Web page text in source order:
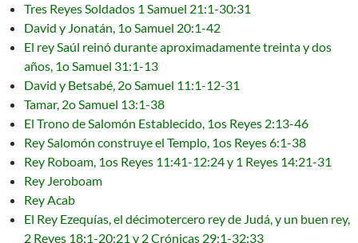
Tres Reyes Soldados 1 Samuel 21:1-30:31
David y Jonatán, 1o Samuel 20:1-42
El rey Saúl reinó durante aproximadamente treinta y dos
años, 1o Samuel 31:1-13
David y Betsabé, 2o Samuel 11:1-12-31
Tamar, 2o Samuel 13:1-38
El Trono de Salomón Establecido, 1os Reyes 2:13-46
Rey Salomón construye el Templo, 1os Reyes 6:1-38
Rey Roboam, 1os Reyes 11:41-12:24 y 1 Reyes 14:21-31
Rey Jeroboam
Rey Acab
El Rey Ezequías, el décimotercero rey de Judá, y un buen rey,
2 Reyes 18:1-20:21 y 2 Crónicas 29:1-32:33